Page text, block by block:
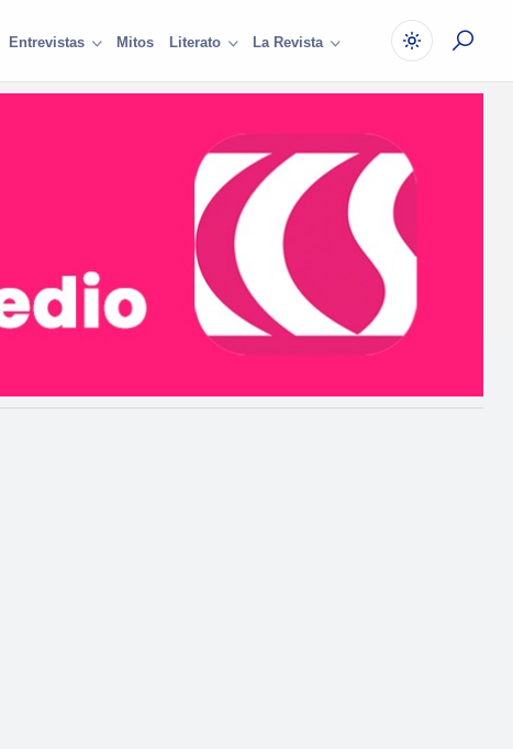
Entrevistas Mitos Literato La Revista